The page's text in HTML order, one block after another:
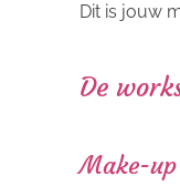
Dit is jouw
De
Make-